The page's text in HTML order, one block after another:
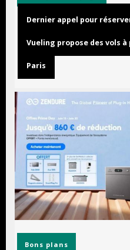
Dernier appel pour
Vueling propose des vols
Paris
Bons plans